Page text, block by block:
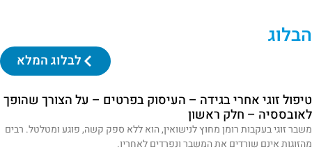
הבלוג
לבלוג המלא
טיפול זוגי אחרי בגידה – העיסוק בפרטים – על הצורך שהופך
לאובססיה – חלק ראשון
משבר זוגי בעקבות רומן מחוץ לנישואין, הוא ללא ספק קשה, פוגע ומטלטל. רבים
מהזוגות אינם שורדים את המשבר ונפרדים לאחריו.